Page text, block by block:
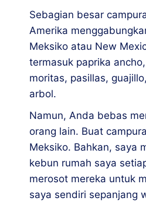
Sebagian besar
Amerika
Meksiko atau New
termasuk paprika
moritas, pasillas,
arbol.
Namun, Anda bebas
orang lain. Buat
Meksiko. Bahkan, saya
kebun rumah saya
merosot mereka untuk
saya sendiri sepanjang